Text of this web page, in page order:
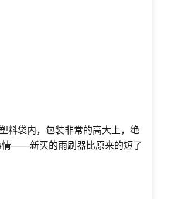
料袋内，包装非常的高大上，绝
情——新买的雨刷器比原来的短了